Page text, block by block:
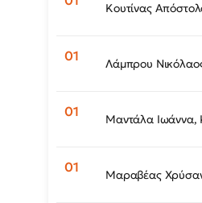
Κουτίνας
Λάμπρου
Μαντάλα Ιωάννα,
Μαραβέας